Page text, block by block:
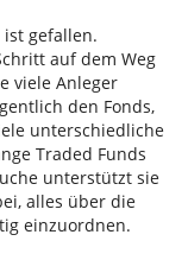
gefallen.
auf dem Weg
viele Anleger
den Fonds,
unterschiedliche
Traded Funds
unterstützt sie
alles über die
einzuordnen.